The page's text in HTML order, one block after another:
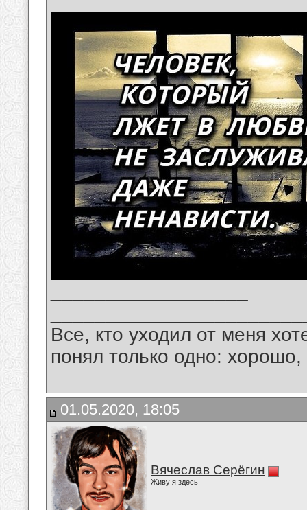
Все, кто уходил от меня
понял только одно:
01.05.2020, 18:05
Вячеслав Серёгин
Живу я здесь